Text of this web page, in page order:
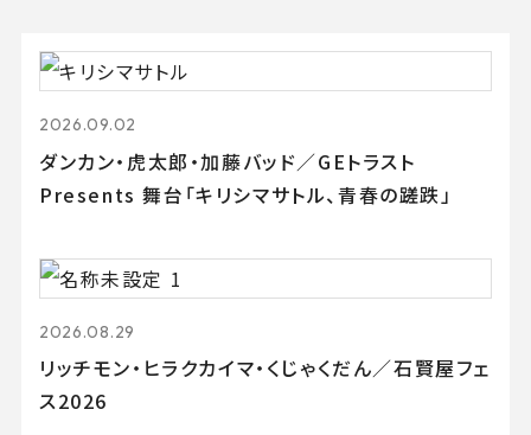
2026.09.02
ダンカン・虎太郎・加藤バッド／GEトラスト
Presents 舞台「キリシマサトル、青春の蹉跌」
2026.08.29
リッチモン・ヒラクカイマ・くじゃくだん／石賢屋フェ
ス2026